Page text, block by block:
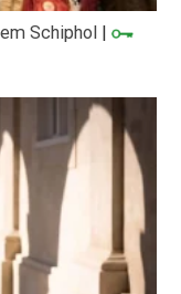
Schiphol |